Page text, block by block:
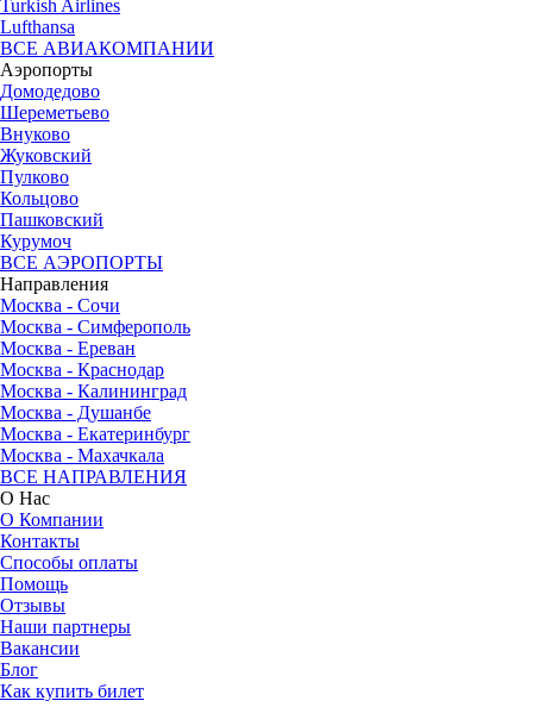
Turkish Airlines
Lufthansa
ВСЕ АВИАКОМПАНИИ
Аэропорты
Домодедово
Шереметьево
Внуково
Жуковский
Пулково
Кольцово
Пашковский
Курумоч
ВСЕ АЭРОПОРТЫ
Направления
Москва - Сочи
Москва - Симферополь
Москва - Ереван
Москва - Краснодар
Москва - Калининград
Москва - Душанбе
Москва - Екатеринбург
Москва - Махачкала
ВСЕ НАПРАВЛЕНИЯ
О Нас
О Компании
Контакты
Способы оплаты
Помощь
Отзывы
Наши партнеры
Вакансии
Блог
Как купить билет